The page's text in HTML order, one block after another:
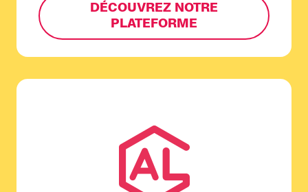
DÉCOUVREZ NOTRE
PLATEFORME